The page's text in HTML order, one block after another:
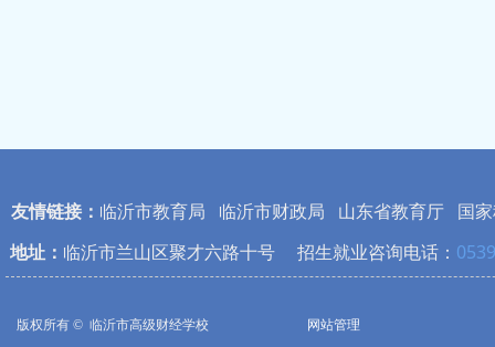
地址： 临沂市兰山区聚才六路十号 招生就业咨询电话：
友情链接： 临沂市教育局 临沂市财政局 山东省教育厅 国
版权所有 © 临沂市高级财经学校 网站管理